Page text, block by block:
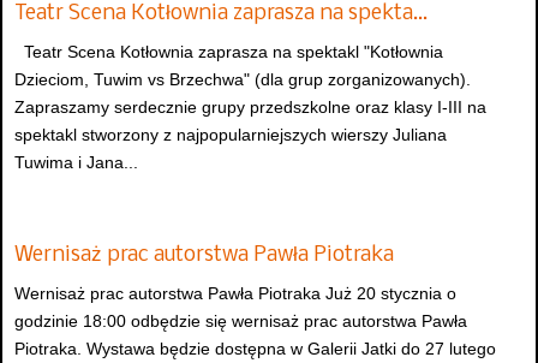
Teatr Scena Kotłownia zaprasza na spekta…
Teatr Scena Kotłownia zaprasza na spektakl "Kotłownia
Dzieciom, Tuwim vs Brzechwa" (dla grup zorganizowanych).
Zapraszamy serdecznie grupy przedszkolne oraz klasy I-III na
spektakl stworzony z najpopularniejszych wierszy Juliana
Tuwima i Jana...
Wernisaż prac autorstwa Pawła Piotraka
Wernisaż prac autorstwa Pawła Piotraka Już 20 stycznia o
godzinie 18:00 odbędzie się wernisaż prac autorstwa Pawła
Piotraka. Wystawa będzie dostępna w Galerii Jatki do 27 lutego